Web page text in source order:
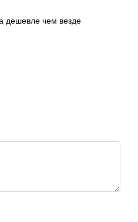
дешевле чем везде